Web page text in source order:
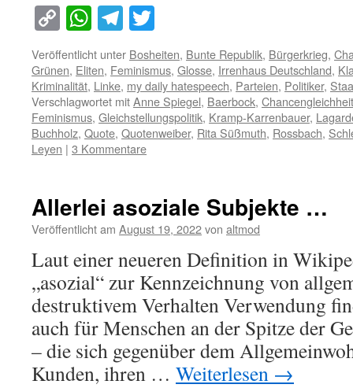
Copy
Link
WhatsApp
Telegram
Veröffentlicht unter Bosheiten, Bunte Republik, Bürgerkrieg,
Grünen, Eliten, Feminismus, Glosse, Irrenhaus Deutschland,
Kriminalität, Linke, my daily hatespeech, Parteien, Politiker,
Verschlagwortet mitAnne Spiegel, Baerbock, Chancengleichheit
Feminismus, Gleichstellungspolitik, Kramp-Karrenbauer,
Buchholz, Quote, Quotenweiber, Rita Süßmuth, Rossbach,
Leyen | 3 Kommentare
Allerlei asoziale Subjekte …
Veröffentlicht am August 19, 2022von altmod
Laut einer neueren Definition in
„asozial“ zur Kennzeichnung von
destruktivem Verhalten Verwendung
auch für Menschen an der Spitze der
– die sich gegenüber dem
Kunden, ihren … Weiterlesen →